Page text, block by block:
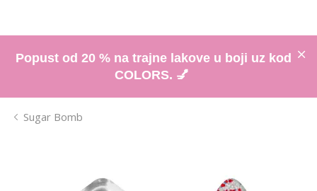
Popust od 20 % na trajne lakove u boji uz kod
COLORS. 💅
Sugar Bomb